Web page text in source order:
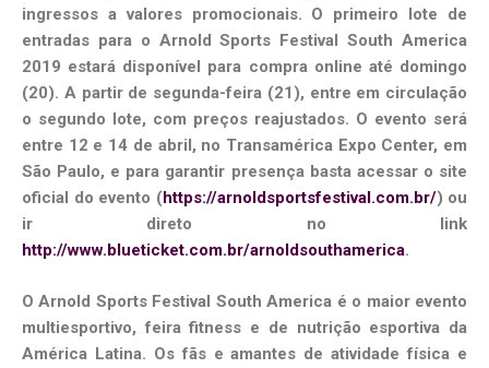
ingressos a valores promocionais. O primeiro lote de
entradas para o Arnold Sports Festival South America
2019 estará disponível para compra online até domingo
(20). A partir de segunda-feira (21), entre em circulação
o segundo lote, com preços reajustados. O evento será
entre 12 e 14 de abril, no Transamérica Expo Center, em
São Paulo, e para garantir presença basta acessar o site
oficial do evento (https://arnoldsportsfestival.com.br/) ou
ir direto no link
http://www.blueticket.com.br/arnoldsouthamerica.
O Arnold Sports Festival South America é o maior evento
multiesportivo, feira fitness e de nutrição esportiva da
América Latina. Os fãs e amantes de atividade física e